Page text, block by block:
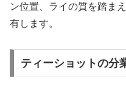
ン位置、ライの質を踏ま
有します。
ティーショットの分